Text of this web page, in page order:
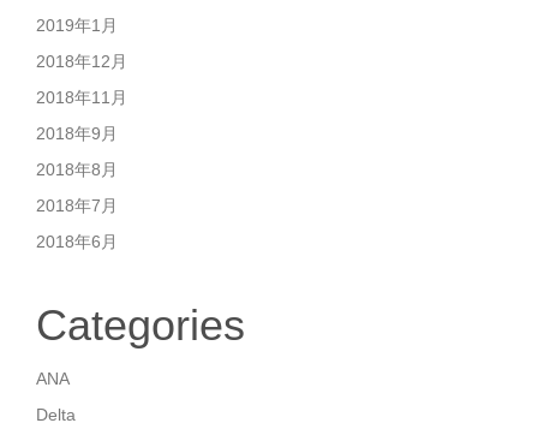
2019年1月
2018年12月
2018年11月
2018年9月
2018年8月
2018年7月
2018年6月
Categories
ANA
Delta